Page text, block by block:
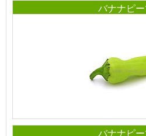
バナナピ
バナナピ